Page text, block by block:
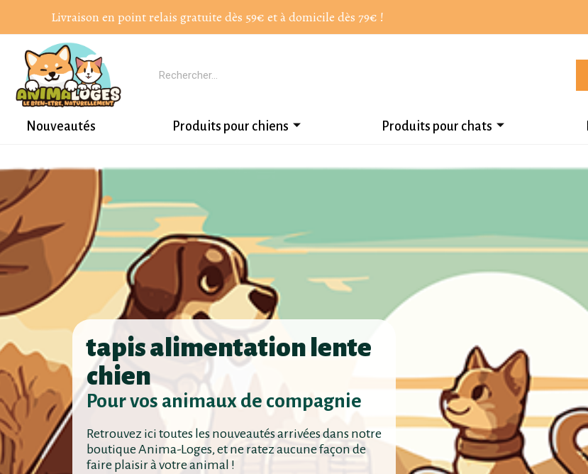
Livraison en point relais gratuite dès 59€ et à domicile dès 79€ !
Nouveautés Produits pour chiens Produits pour chats
tapis alimentation lente
chien
Pour vos animaux de compagnie
Retrouvez ici toutes les nouveautés arrivées dans notre
boutique Anima-Loges, et ne ratez aucune façon de
faire plaisir à votre animal !